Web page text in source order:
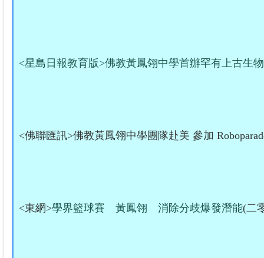
<星島日報教育版>佛教黃鳳翎中學首辦罕有上古生
<佛聯匯訊>佛教黃鳳翎中學團隊赴美 參加
<東網>學界籃球賽 黃鳳翎 消除分歧爆發潛能(二